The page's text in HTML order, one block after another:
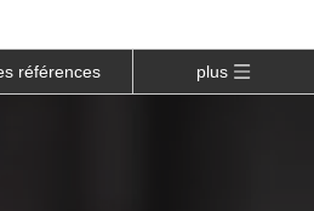
références plus